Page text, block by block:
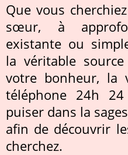
Que vous
sœur, à
existante ou
la véritable
votre bonheur, la
téléphone 24h
puiser dans la
afin de découvrir
cherchez.